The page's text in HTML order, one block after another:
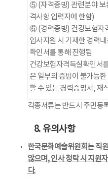
⑤ (자격증빙) 관련분야 보
격사항 입력자에 한함)
⑥ (경력증빙) 건강보험자
입사지원 시 기재한 경력
확인서를 통해 진행됨
건강보험자격득실확인서
은 일부의 증빙이 불가능
할 수 있는 경력증명서, 재
각종서류는 반드시 주민등
8. 유의사항
한국문화예술위원회는 직
않으며, 인사 청탁 시 지원
다.